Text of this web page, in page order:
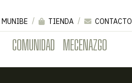
COMUNIDAD MECENAZGO
MUNIBE TIENDA
CONTACTO